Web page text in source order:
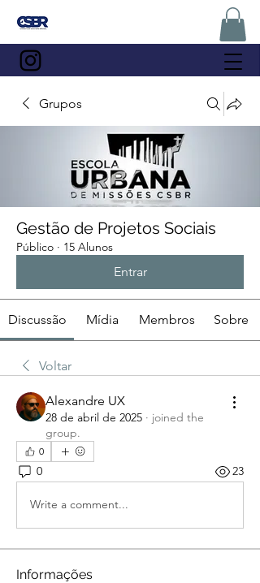
Grupos
Gestão de Projetos Sociais
Público · 15 Alunos
Entrar
Discussão Mídia Membros Sobre
Voltar
Alexandre UX
28 de abril de 2025 · joined the
group.
0
0 23
Write a comment...
Informações